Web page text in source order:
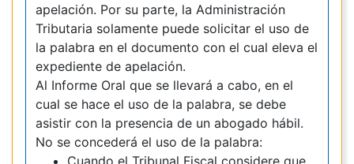
apelación. Por su parte, la Administración
Tributaria solamente puede solicitar el uso de
la palabra en el documento con el cual eleva el
expediente de apelación.
Al Informe Oral que se llevará a cabo, en el
cual se hace el uso de la palabra, se debe
asistir con la presencia de un abogado hábil.
No se concederá el uso de la palabra:
Cuando el Tribunal Fiscal considere que